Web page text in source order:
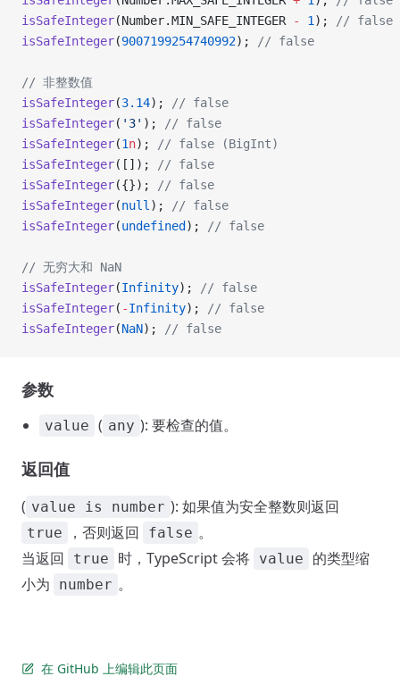
isSafeInteger(Number.MIN_SAFE_INTEGER - 1 );
// false
isSafeInteger(9007199254740992); // false
// 非整数值
isSafeInteger(3.14);
// false
isSafeInteger( '3' );
// false
isSafeInteger(1n);
// false (BigInt)
isSafeInteger([]);
// false
isSafeInteger({});
// false
isSafeInteger(null );
// false
isSafeInteger(undefined ); // false
// 无穷大和 NaN
isSafeInteger(Infinity);
// false
isSafeInteger( -Infinity);
// false
isSafeInteger(NaN); // false
参数
value ( any ): 要检查的值。
返回值
( value is number ): 如果值为安全整数则返回
true ，否则返回 false 。
当返回
true 时，TypeScript 会将 value
的类型缩
小为
number 。
在 GitHub 上编辑此页面